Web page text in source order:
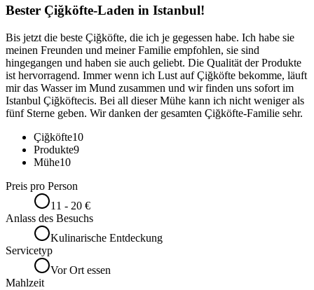
Bester Çiğköfte-Laden in Istanbul!
Bis jetzt die beste Çiğköfte, die ich je gegessen habe. Ich habe sie
meinen Freunden und meiner Familie empfohlen, sie sind
hingegangen und haben sie auch geliebt. Die Qualität der Produkte
ist hervorragend. Immer wenn ich Lust auf Çiğköfte bekomme, läuft
mir das Wasser im Mund zusammen und wir finden uns sofort im
Istanbul Çiğköftecis. Bei all dieser Mühe kann ich nicht weniger als
fünf Sterne geben. Wir danken der gesamten Çiğköfte-Familie sehr.
Çiğköfte10
Produkte9
Mühe10
Preis pro Person
11 - 20 €
Anlass des Besuchs
Kulinarische Entdeckung
Servicetyp
Vor Ort essen
Mahlzeit